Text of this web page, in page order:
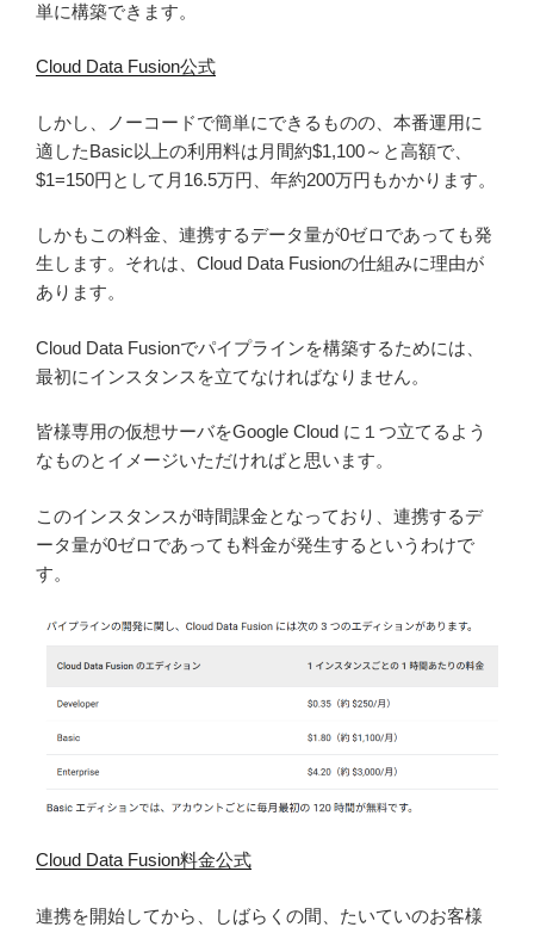
単に構築できます。
Cloud Data Fusion公式
しかし、ノーコードで簡単にできるものの、本番運用に
適したBasic以上の利用料は月間約$1,100～と高額で、
$1=150円として月16.5万円、年約200万円もかかります。
しかもこの料金、連携するデータ量が0ゼロであっても発
生します。それは、Cloud Data Fusionの仕組みに理由が
あります。
Cloud Data Fusionでパイプラインを構築するためには、
最初にインスタンスを立てなければなりません。
皆様専用の仮想サーバをGoogle Cloud に１つ立てるよう
なものとイメージいただければと思います。
このインスタンスが時間課金となっており、連携するデ
ータ量が0ゼロであっても料金が発生するというわけで
す。
Cloud Data Fusion料金公式
連携を開始してから、しばらくの間、たいていのお客様